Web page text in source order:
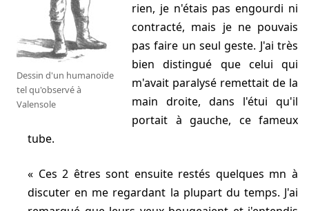
Dessin d'un humanoïde
tel qu'observé à
Valensole
rien, je n'étais pas engourdi ni
contracté, mais je ne pouvais
pas faire un seul geste. J'ai très
bien distingué que celui qui
m'avait paralysé remettait de la
main droite, dans l'étui qu'il
portait à gauche, ce fameux
tube.
Ces 2 êtres sont ensuite restés quelques mn à
discuter en me regardant la plupart du temps. J'ai